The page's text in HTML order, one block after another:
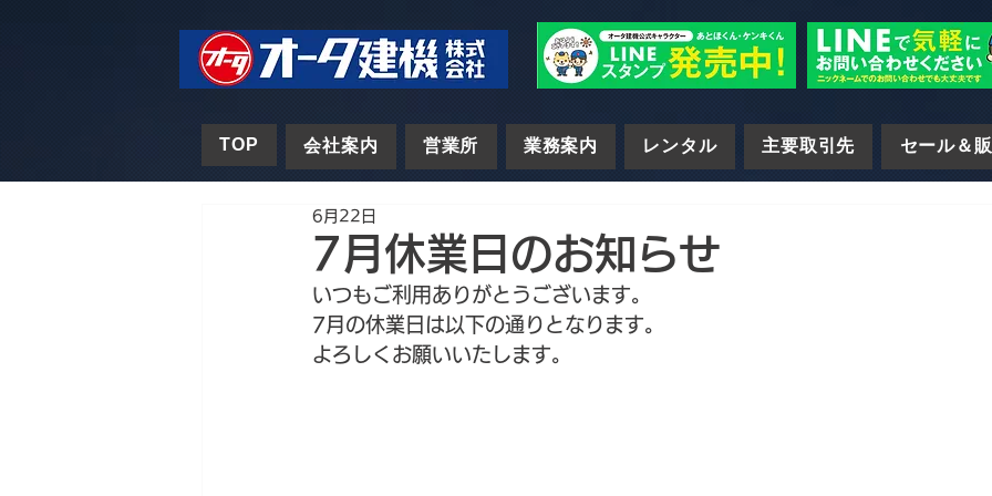
TOP 会社案内 営業所 業務案内 レンタル 主要取引先 セール＆
7月休業日のお知らせ
6月22日
いつもご利用ありがとうございます。
7月の休業日は以下の通りとなります。
よろしくお願いいたします。